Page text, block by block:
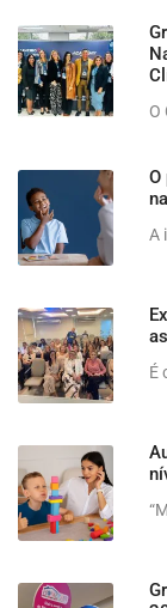
O
O
A
É